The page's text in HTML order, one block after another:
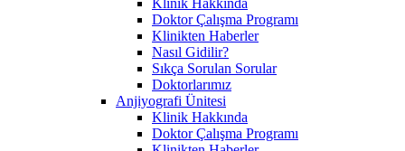
Doktor Çalışma Programı
Klinikten Haberler
Nasıl Gidilir?
Sıkça Sorulan Sorular
Doktorlarımız
Anjiyografi Ünitesi
Klinik Hakkında
Doktor Çalışma Programı